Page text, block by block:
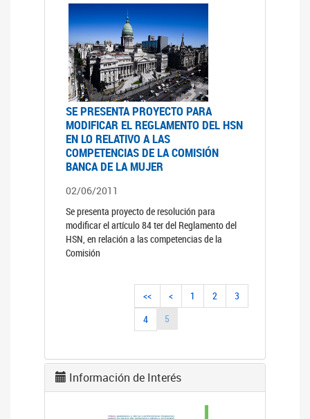
SE PRESENTA PROYECTO PARA
MODIFICAR EL REGLAMENTO DEL HSN
EN LO RELATIVO A LAS
COMPETENCIAS DE LA COMISIÓN
BANCA DE LA MUJER
02/06/2011
Se presenta proyecto de resolución para
modificar el artículo 84 ter del Reglamento del
HSN, en relación a las competencias de la
Comisión
<< < 1 2
3
4
5
Información de Interés